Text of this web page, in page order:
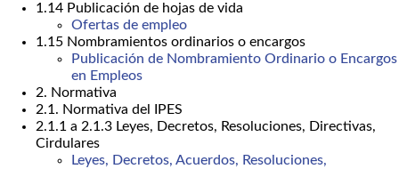
1.14 Publicación de hojas de vida
Ofertas de empleo
1.15 Nombramientos ordinarios o encargos
Publicación de Nombramiento Ordinario o Encargos
en Empleos
2. Normativa
2.1. Normativa del IPES
2.1.1 a 2.1.3 Leyes, Decretos, Resoluciones, Directivas,
Cirdulares
Leyes, Decretos, Acuerdos, Resoluciones,